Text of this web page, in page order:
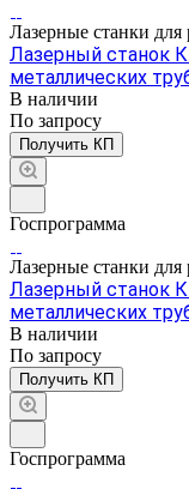
Лазерные станки для
Лазерный станок
металлических
В наличии
По запросу
Получить КП
Госпрограмма
Лазерные станки для
Лазерный станок
металлических
В наличии
По запросу
Получить КП
Госпрограмма